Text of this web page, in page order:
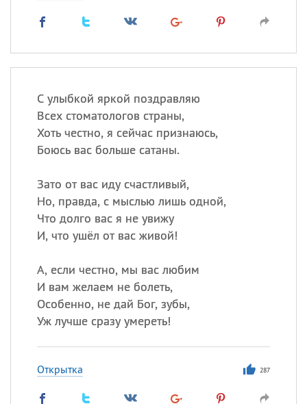
С улыбкой яркой поздравляю
Всех стоматологов страны,
Хоть честно, я сейчас признаюсь,
Боюсь вас больше сатаны.
Зато от вас иду счастливый,
Но, правда, с мыслью лишь одной,
Что долго вас я не увижу
И, что ушёл от вас живой!
А, если честно, мы вас любим
И вам желаем не болеть,
Особенно, не дай Бог, зубы,
Уж лучше сразу умереть!
Открытка 287